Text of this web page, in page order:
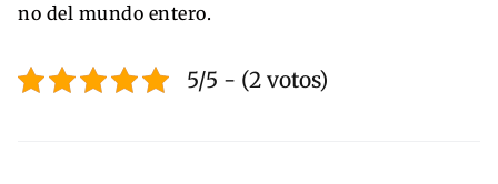
no del mundo entero.
5/5 - (2 votos)